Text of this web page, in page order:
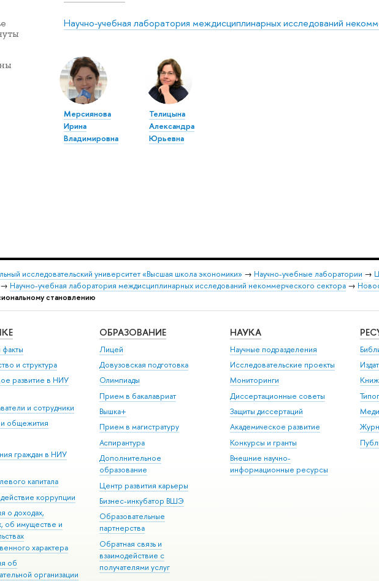
Научно-учебная лаборатория междисциплинарных исследований
Мерсиянова
Ирина
Владимировна
Телицына
Александра
Юрьевна
исследовательский университет «Высшая школа экономики» → Научно-учебные лаборатории →
→ Научно-учебная лаборатория междисциплинарных исследований некоммерческого сектора →
становлению
и структура
развитие в НИУ
и сотрудники
общежития
граждан в НИУ
капитала
коррупции
о доходах,
об имуществе и
характера
об
организации
ОБРАЗОВАНИЕ
Лицей
Довузовская подготовка
Олимпиады
Прием в бакалавриат
Вышка+
Прием в магистратуру
Аспирантура
Дополнительное
образование
Центр развития карьеры
Бизнес-инкубатор ВШЭ
Образовательные
партнерства
Обратная связь и
взаимодействие с
получателями услуг
НАУКА
Научные подразделения
Исследовательские проекты
Мониторинги
Диссертационные советы
Защиты диссертаций
Академическое развитие
Конкурсы и гранты
Внешние научно-
информационные ресурсы